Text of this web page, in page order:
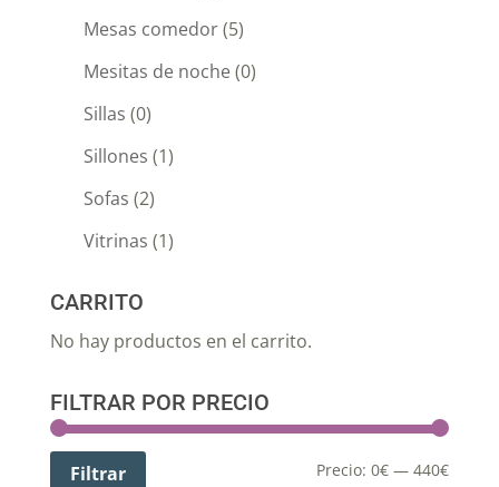
Mesas comedor(5)
Mesitas de noche(0)
Sillas (0)
Sillones (1)
Sofas (2)
Vitrinas (1)
CARRITO
No hay productos en el carrito.
FILTRAR POR PRECIO
Filtrar Precio:0€ —440€